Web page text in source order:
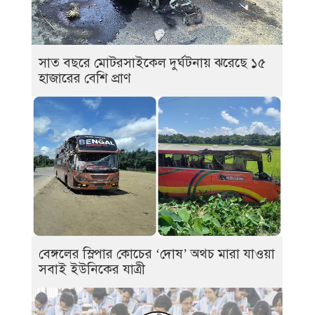
সাত বছরে মোটরসাইকেল দুর্ঘটনায় ঝরেছে ১৫
হাজারের বেশি প্রাণ
বেঙ্গলের স্লিপার কোচের ‘দোষ’ অথচ মারা যাওয়া
সবাই ইউনিকের যাত্রী